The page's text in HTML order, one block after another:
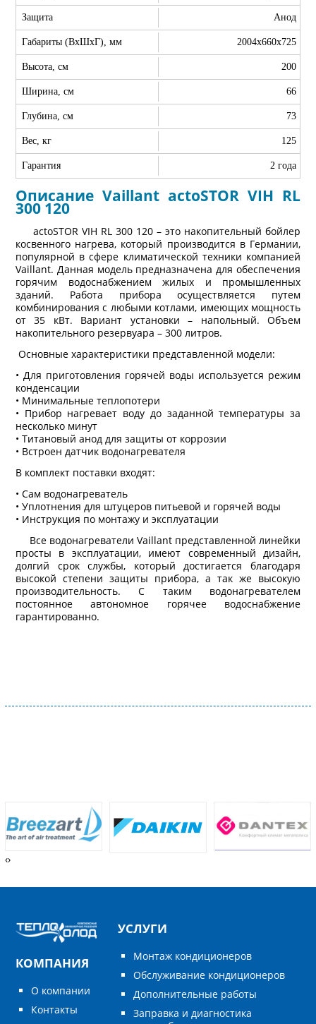
Защита Анод
Габариты (ВхШхГ), мм 2004х660х725
Высота, см 200
Ширина, см 66
Глубина, см 73
Вес, кг 125
Гарантия 2 года
Описание Vaillant actoSTOR VIH RL
300 120
actoSTOR VIH RL 300 120 – это накопительный бойлер
косвенного нагрева, который производится в Германии,
популярной в сфере климатической техники компанией
Vaillant. Данная модель предназначена для обеспечения
горячим водоснабжением жилых и промышленных
зданий. Работа прибора осуществляется путем
комбинирования с любыми котлами, имеющих мощность
от 35 кВт. Вариант установки – напольный. Объем
накопительного резервуара – 300 литров.
Основные характеристики представленной модели:
• Для приготовления горячей воды используется режим
конденсации
• Минимальные теплопотери
• Прибор нагревает воду до заданной температуры за
несколько минут
• Титановый анод для защиты от коррозии
• Встроен датчик водонагревателя
В комплект поставки входят:
• Сам водонагреватель
• Уплотнения для штуцеров питьевой и горячей воды
• Инструкция по монтажу и эксплуатации
Все водонагреватели Vaillant представленной линейки
просты в эксплуатации, имеют современный дизайн,
долгий срок службы, который достигается благодаря
высокой степени защиты прибора, а так же высокую
производительность. С таким водонагревателем
постоянное автономное горячее водоснабжение
гарантированно.
‹›
КОМПАНИЯ
О компании
Контакты
УСЛУГИ
Монтаж кондиционеров
Обслуживание кондиционеров
Дополнительные работы
Заправка и диагностика